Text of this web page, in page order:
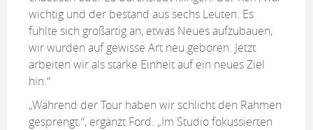
wichtig und der bestand aus sechs Leuten. Es
fühlte sich großartig an, etwas Neues aufzubauen,
wir wurden auf gewisse Art neu geboren. Jetzt
arbeiten wir als starke Einheit auf ein neues Ziel
hin.“
„Während der Tour haben wir schlicht den Rahmen
gesprengt.“, ergänzt Ford. „Im Studio fokussierten